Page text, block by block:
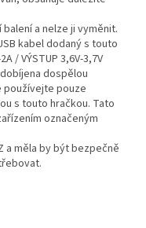
a nelze ji vyměnit.
kabel dodaný s touto
/ VÝSTUP 3,6V-3,7V
dospělou
používejte pouze
s touto hračkou. Tato
označeným
a měla by být bezpečně